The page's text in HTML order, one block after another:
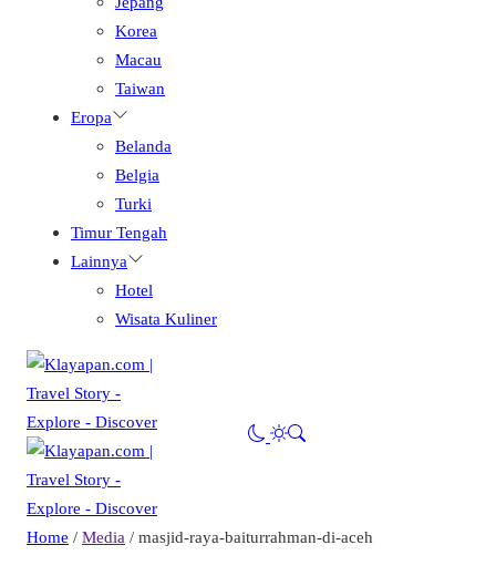
Korea
Macau
Taiwan
Eropa
Belanda
Belgia
Turki
Timur Tengah
Lainnya
Hotel
Wisata Kuliner
Home / Media / masjid-raya-baiturrahman-di-aceh